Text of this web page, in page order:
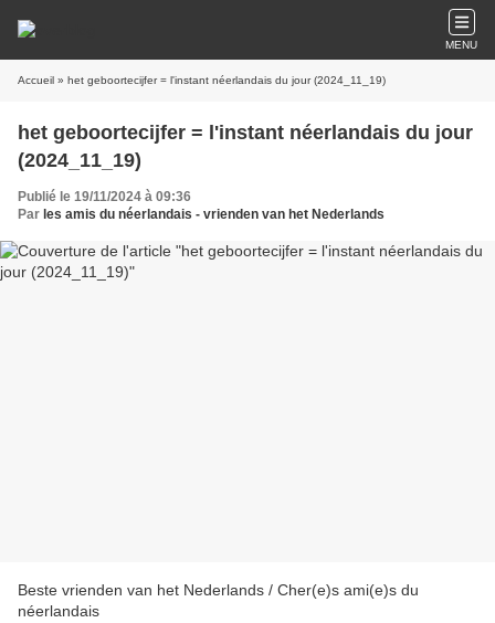
MENU
Accueil » het geboortecijfer = l'instant néerlandais du jour (2024_11_19)
het geboortecijfer = l'instant néerlandais du jour
(2024_11_19)
Publié le 19/11/2024 à 09:36
Par les amis du néerlandais - vrienden van het Nederlands
Beste vrienden van het Nederlands / Cher(e)s ami(e)s du
néerlandais